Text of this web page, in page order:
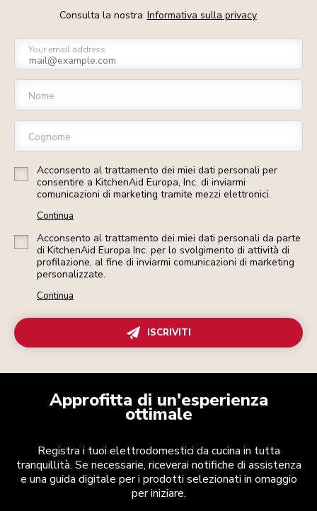
Consulta la nostra Informativa sulla privacy
Your email address
Nome
Cognome
Acconsento al trattamento dei miei dati personali per
consentire a KitchenAid Europa, Inc. di inviarmi
comunicazioni di marketing tramite mezzi elettronici.
Continua
Acconsento al trattamento dei miei dati personali da parte
di KitchenAid Europa Inc. per lo svolgimento di attività di
profilazione, al fine di inviarmi comunicazioni di marketing
personalizzate.
Continua
ISCRIVITI
Approfitta di un'esperienza
ottimale
Registra i tuoi elettrodomestici da cucina in tutta
tranquillità. Se necessarie, riceverai notifiche di assistenza
e una guida digitale per i prodotti selezionati in omaggio
per iniziare.